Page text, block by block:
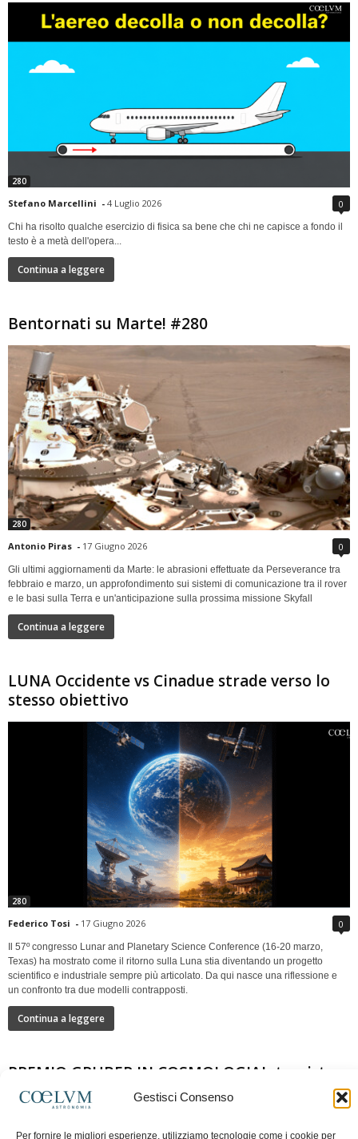
Gestisci Consenso
Per fornire le migliori esperienze, utilizziamo tecnologie come i cookie per
280
Stefano Marcellini - 4 Luglio 2026 0
Chi ha risolto qualche esercizio di fisica sa bene che chi ne capisce a fondo il
testo è a metà dell'opera...
Continua a leggere
Bentornati su Marte! #280
280
Antonio Piras - 17 Giugno 2026 0
Gli ultimi aggiornamenti da Marte: le abrasioni effettuate da Perseverance tra
febbraio e marzo, un approfondimento sui sistemi di comunicazione tra il rover
e le basi sulla Terra e un'anticipazione sulla prossima missione Skyfall
Continua a leggere
LUNA Occidente vs Cinadue strade verso lo
stesso obiettivo
280
Federico Tosi - 17 Giugno 2026 0
Il 57º congresso Lunar and Planetary Science Conference (16-20 marzo,
Texas) ha mostrato come il ritorno sulla Luna stia diventando un progetto
scientifico e industriale sempre più articolato. Da qui nasce una riflessione e
un confronto tra due modelli contrapposti.
Continua a leggere
PREMIO GRUBER IN COSMOLOGIAIntervista a
Nazzareno Mandolesi